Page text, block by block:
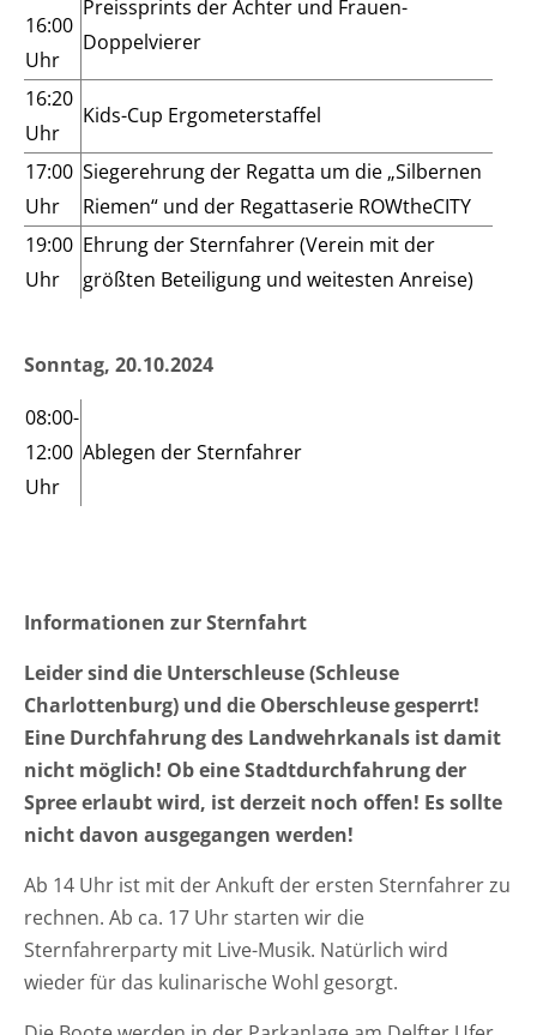
16:00
Uhr
Preissprints der Achter und Frauen-
Doppelvierer
16:20
Uhr
Kids-Cup Ergometerstaffel
17:00
Uhr
Siegerehrung der Regatta um die „Silbernen
Riemen“ und der Regattaserie ROWtheCITY
19:00
Uhr
Ehrung der Sternfahrer (Verein mit der
größten Beteiligung und weitesten Anreise)
Sonntag, 20.10.2024
08:00-
12:00
Uhr
Ablegen der Sternfahrer
Informationen zur Sternfahrt
Leider sind die Unterschleuse (Schleuse
Charlottenburg) und die Oberschleuse gesperrt!
Eine Durchfahrung des Landwehrkanals ist damit
nicht möglich! Ob eine Stadtdurchfahrung der
Spree erlaubt wird, ist derzeit noch offen! Es sollte
nicht davon ausgegangen werden!
Ab 14 Uhr ist mit der Ankuft der ersten Sternfahrer zu
rechnen. Ab ca. 17 Uhr starten wir die
Sternfahrerparty mit Live-Musik. Natürlich wird
wieder für das kulinarische Wohl gesorgt.